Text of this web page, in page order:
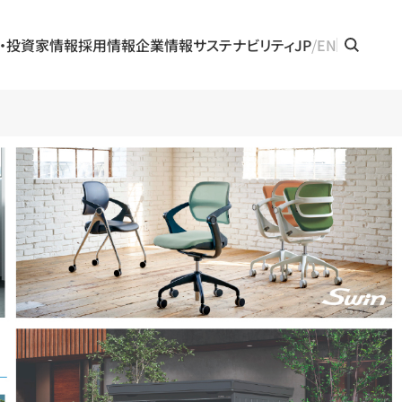
投資家情報採用情報企業情報サステナビリティJP EN